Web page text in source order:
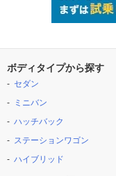
ボディタイプから探す
セダン
ミニバン
ハッチバック
ステーションワゴン
ハイブリッド